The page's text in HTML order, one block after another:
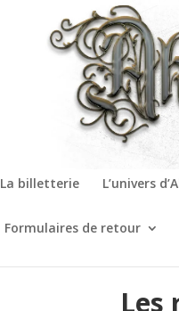
La billetterie L’univers
Formulaires de retour
Les